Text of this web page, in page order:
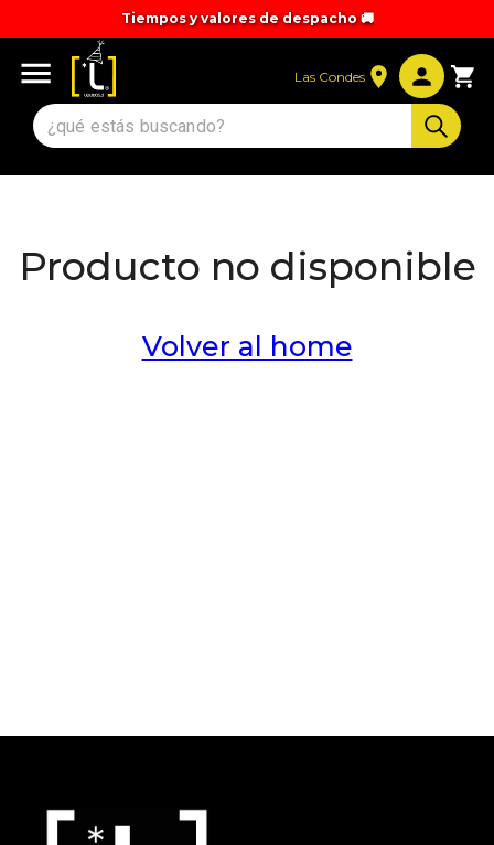
Tiempos y valores de despacho 🚚
Las Condes
Producto no disponible
Volver al home